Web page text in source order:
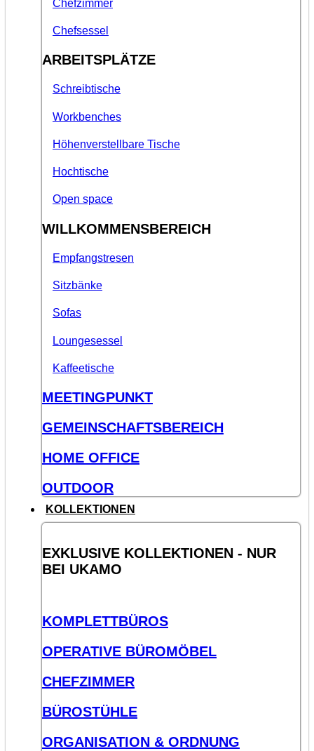
Chefzimmer
Chefsessel
ARBEITSPLÄTZE
Schreibtische
Workbenches
Höhenverstellbare Tische
Hochtische
Open space
WILLKOMMENSBEREICH
Empfangstresen
Sitzbänke
Sofas
Loungesessel
Kaffeetische
MEETINGPUNKT
GEMEINSCHAFTSBEREICH
HOME OFFICE
OUTDOOR
KOLLEKTIONEN
EXKLUSIVE KOLLEKTIONEN - NUR
BEI UKAMO
KOMPLETTBÜROS
OPERATIVE BÜROMÖBEL
CHEFZIMMER
BÜROSTÜHLE
ORGANISATION & ORDNUNG